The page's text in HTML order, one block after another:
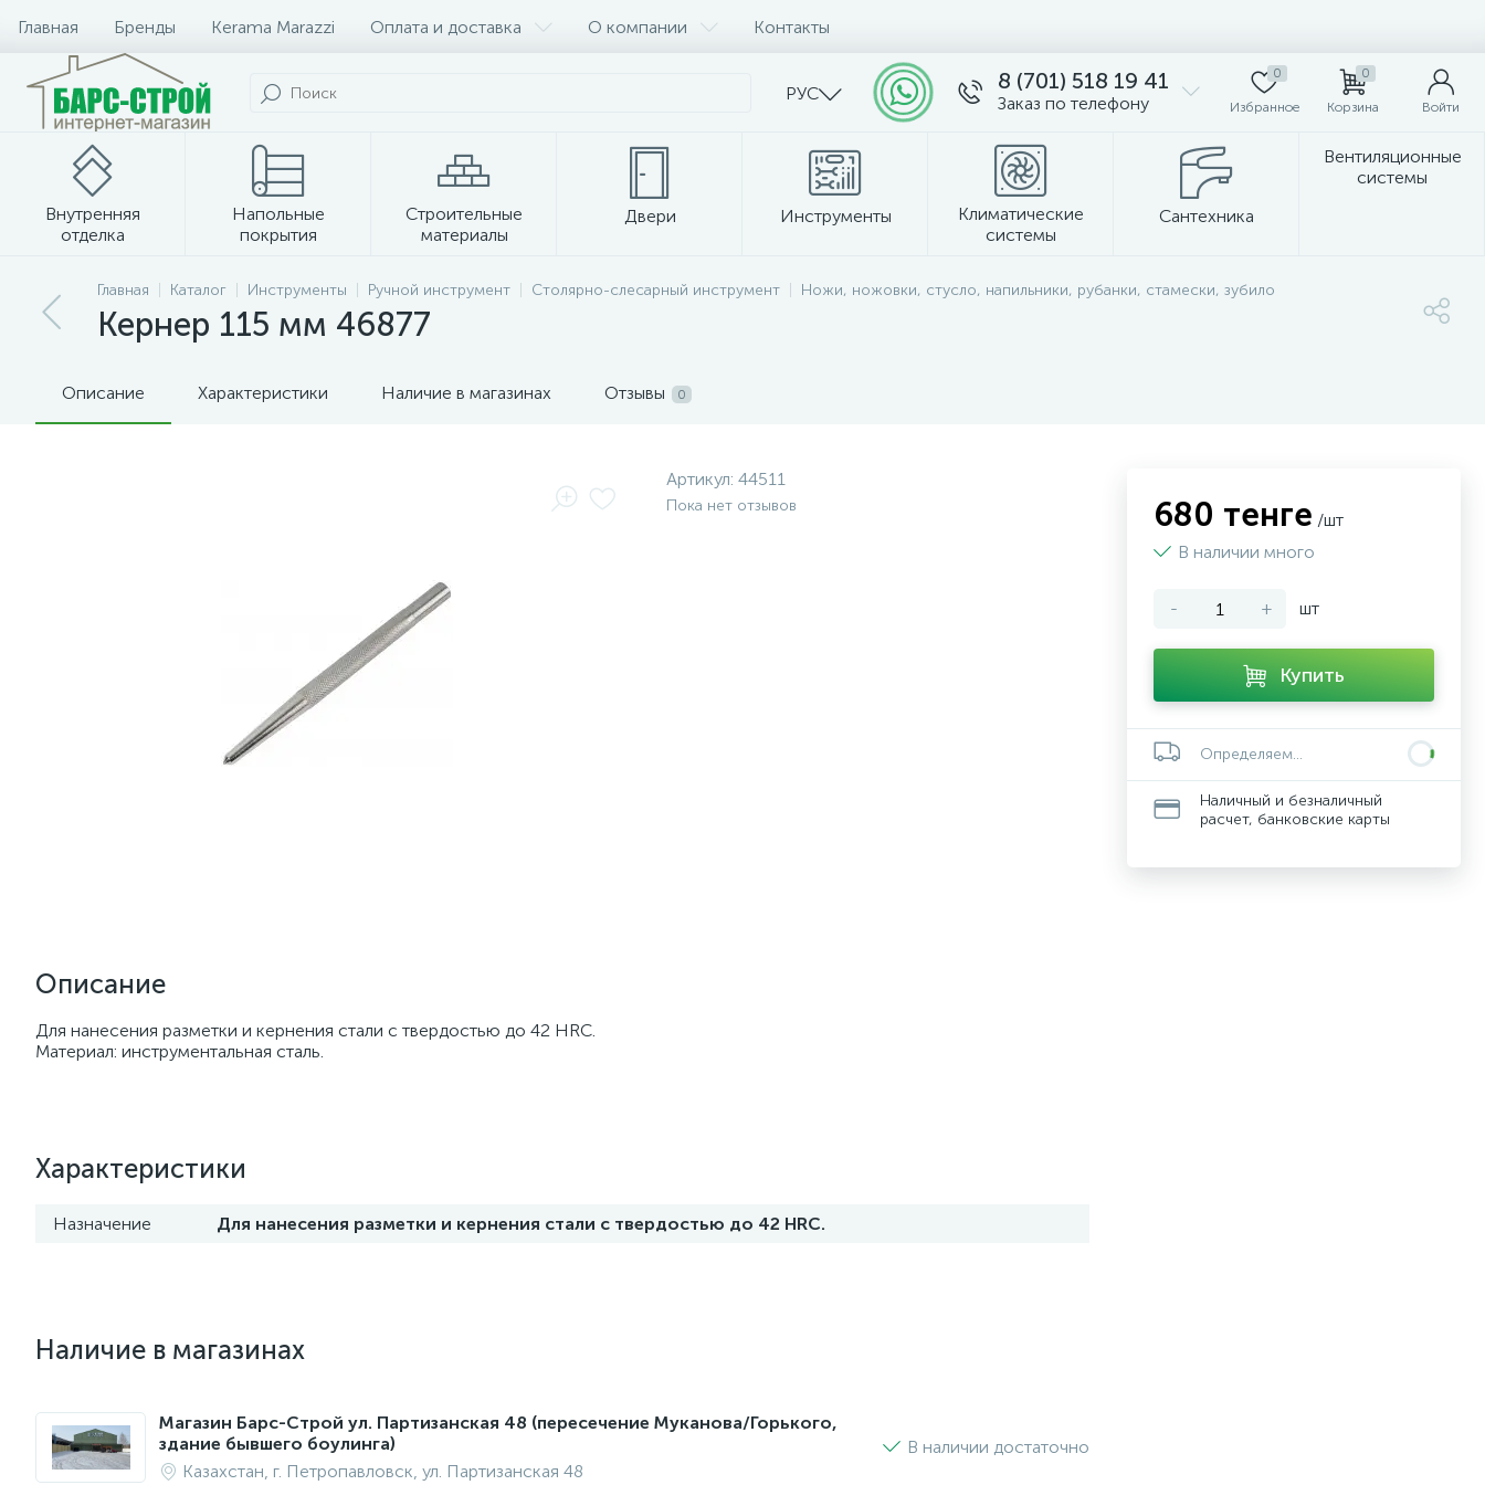
Главная Бренды Kerama Marazzi Оплата и доставка О компании Контакты
РУС 8 (701) 518 19 41
Заказ по телефону
0
Избранное
0
Корзина Войти
Внутренняя
отделка
Напольные
покрытия
Строительные
материалы
Двери Инструменты
Климатические
системы
Сантехника
Вентиляционные
системы
Плитка и керамогранит Стеновые панели
Главная Каталог Инструменты Ручной инструмент Столярно-слесарный инструмент Ножи, ножовки, стусло, напильники, рубанки, стамески, зубило
Кернер 115 мм 46877
Описание Характеристики Наличие в магазинах Отзывы 0
Артикул: 44511
Пока нет отзывов
Описание
Для нанесения разметки и кернения стали с твердостью до 42 HRC.
Материал: инструментальная сталь.
Характеристики
Назначение Для нанесения разметки и кернения стали с твердостью до 42 HRC.
Наличие в магазинах
Магазин Барс-Строй ул. Партизанская 48 (пересечение Муканова/Горького,
здание бывшего боулинга)
Казахстан, г. Петропавловск, ул. Партизанская 48
В наличии достаточно
680 тенге /шт
В наличии много
- + шт
Купить
Определяем...
Наличный и безналичный
расчет, банковские карты